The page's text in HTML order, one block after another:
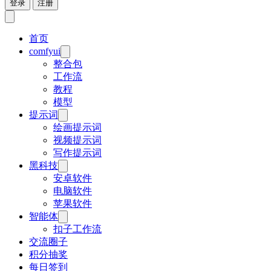
登录 注册
首页
comfyui
整合包
工作流
教程
模型
提示词
绘画提示词
视频提示词
写作提示词
黑科技
安卓软件
电脑软件
苹果软件
智能体
扣子工作流
交流圈子
积分抽奖
每日签到